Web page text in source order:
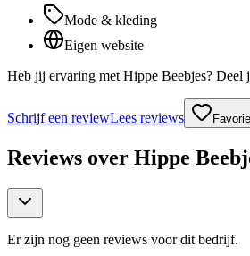
Mode & kleding
Eigen website
Heb jij ervaring met Hippe Beebjes? Deel
Schrijf een reviewLees reviews
Reviews over Hippe
Er zijn nog geen reviews voor dit bedrijf.